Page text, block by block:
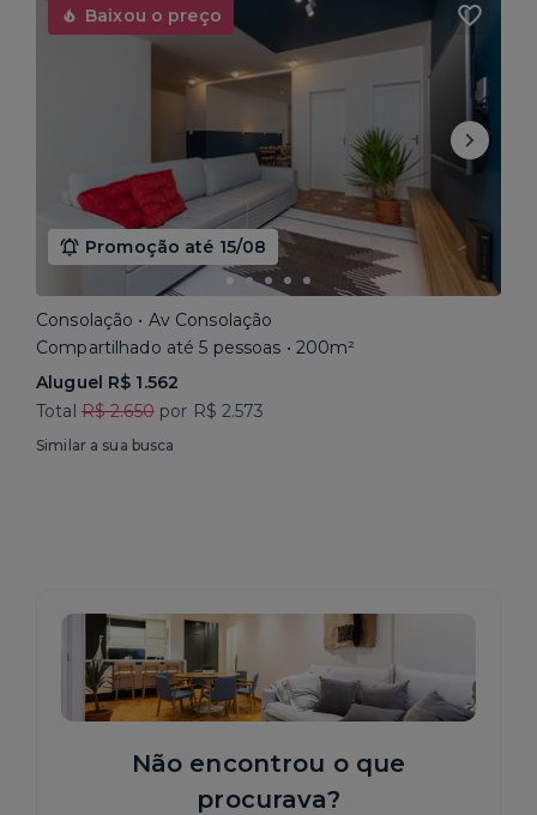
Baixou o preço
Promoção até 15/08
Consolação • Av Consolação
Compartilhado até 5 pessoas • 200m²
Aluguel R$ 1.562
Total R$ 2.650por R$ 2.573
Similar a sua busca
Não encontrou o que
procurava?